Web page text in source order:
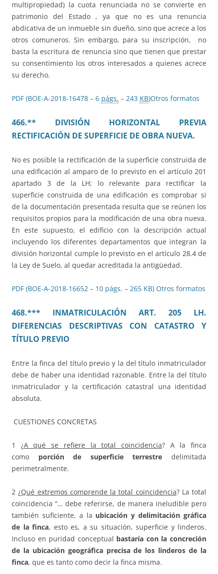
multipropiedad) la cuota renunciada no se convierte en
patrimonio del Estado , ya que no es una renuncia
abdicativa de un inmueble sin dueño, sino que acrece a los
otros comuneros. Sin embargo, para su inscripción, no
basta la escritura de renuncia sino que tienen que prestar
su consentimiento los otros interesados a quienes acrece
su derecho.
PDF (BOE-A-2018-16478 – 6 págs. – 243 KB)Otros formatos
466.** DIVISIÓN HORIZONTAL PREVIA
RECTIFICACIÓN DE SUPERFICIE DE OBRA NUEVA.
No es posible la rectificación de la superficie construida de
una edificación al amparo de lo previsto en el artículo 201
apartado 3 de la LH; lo relevante para rectificar la
superficie construida de una edificación es comprobar si
de la documentación presentada resulta que se reúnen los
requisitos propios para la modificación de una obra nueva.
En este supuesto, el edificio con la descripción actual
incluyendo los diferentes departamentos que integran la
división horizontal cumple lo previsto en el artículo 28.4 de
la Ley de Suelo, al quedar acreditada la antigüedad.
PDF (BOE-A-2018-16652 – 10 págs. – 265 KB) Otros formatos
468.*** INMATRICULACIÓN ART. 205 LH.
DIFERENCIAS DESCRIPTIVAS CON CATASTRO Y
TÍTULO PREVIO
Entre la finca del título previo y la del título inmatriculador
debe de haber una identidad razonable. Entre la del título
inmatriculador y la certificación catastral una identidad
absoluta.
CUESTIONES CONCRETAS
1 ¿A qué se refiere la total coincidencia? A la finca
como porción de superficie terrestredelimitada
perimetralmente.
2 ¿Qué extremos comprende la total coincidencia? La total
coincidencia “… debe referirse, de manera ineludible pero
también suficiente, a la ubicación y delimitación gráfica
de la finca, esto es, a su situación, superficie y linderos.
Incluso en puridad conceptual bastaría con la concreción
de la ubicación geográfica precisa de los linderos de la
finca, que es tanto como decir la finca misma.